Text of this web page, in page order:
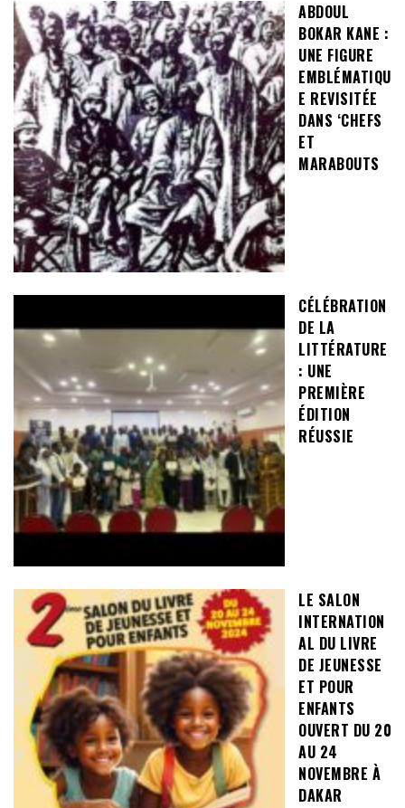
ABDOUL
BOKAR KANE :
UNE FIGURE
EMBLÉMATIQU
E REVISITÉE
DANS ‘CHEFS
ET
MARABOUTS
CÉLÉBRATION
DE LA
LITTÉRATURE
: UNE
PREMIÈRE
ÉDITION
RÉUSSIE
LE SALON
INTERNATION
AL DU LIVRE
DE JEUNESSE
ET POUR
ENFANTS
OUVERT DU 20
AU 24
NOVEMBRE À
DAKAR